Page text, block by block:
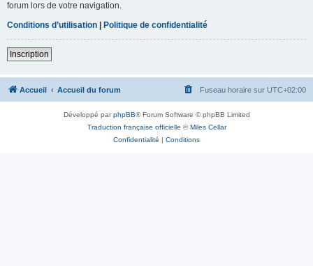
forum lors de votre navigation.
Conditions d’utilisation | Politique de confidentialité
Inscription
Accueil Accueil du forum Fuseau horaire sur UTC+02:00
Développé parphpBB® Forum Software © phpBB Limited
Traduction française officielle ©Miles Cellar
Confidentialité | Conditions